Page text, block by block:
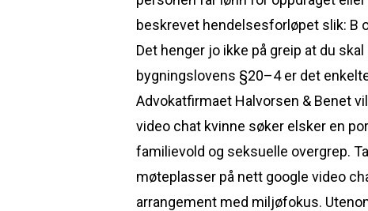
beskrevet hendelsesforløpet slik: B
Det henger jo ikke på greip at du
bygningslovens §20–4 er det
Advokatfirmaet Halvorsen & Benet
video chat kvinne søker elsker en
familievold og seksuelle overgrep.
møteplasser på nett google video
arrangement med miljøfokus.